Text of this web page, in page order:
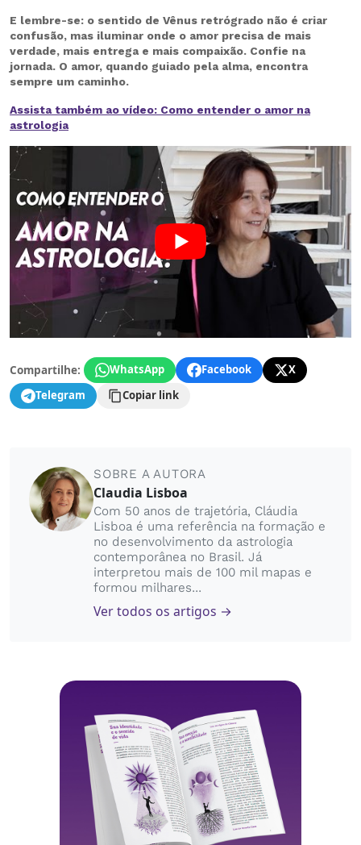
E lembre-se: o sentido de Vênus retrógrado não é criar
confusão, mas iluminar onde o amor precisa de mais
verdade, mais entrega e mais compaixão. Confie na
jornada. O amor, quando guiado pela alma, encontra
sempre um caminho.
Assista também ao vídeo: Como entender o amor na
astrologia
Compartilhe: WhatsApp Facebook
X
Telegram
Copiar link
SOBRE A AUTORA
Claudia Lisboa
Com 50 anos de trajetória, Cláudia
Lisboa é uma referência na formação e
no desenvolvimento da astrologia
contemporânea no Brasil. Já
interpretou mais de 100 mil mapas e
formou milhares...
Ver todos os artigos →